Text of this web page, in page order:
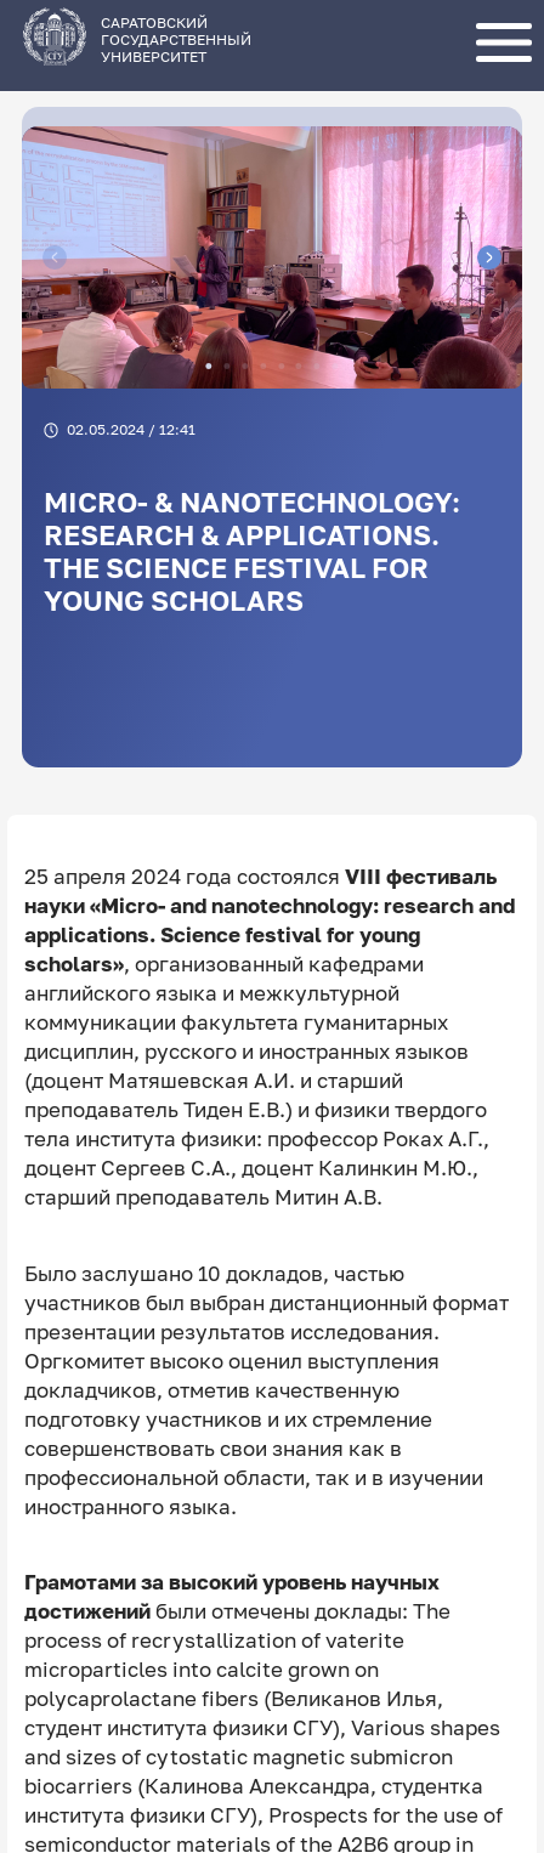
основному
содержанию
САРАТОВСКИЙ
ГОСУДАРСТВЕННЫЙ
УНИВЕРСИТЕТ
02.05.2024 / 12:41
MICRO- & NANOTECHNOLOGY:
RESEARCH & APPLICATIONS.
THE SCIENCE FESTIVAL FOR
YOUNG SCHOLARS
25 апреля 2024 года состоялся VIII фестиваль
науки «Micro- and nanotechnology: research and
applications. Science festival for young
scholars», организованный кафедрами
английского языка и межкультурной
коммуникации факультета гуманитарных
дисциплин, русского и иностранных языков
(доцент Матяшевская А.И. и старший
преподаватель Тиден Е.В.) и физики твердого
тела института физики: профессор Роках А.Г.,
доцент Сергеев С.А., доцент Калинкин М.Ю.,
старший преподаватель Митин А.В.
Было заслушано 10 докладов, частью
участников был выбран дистанционный формат
презентации результатов исследования.
Оргкомитет высоко оценил выступления
докладчиков, отметив качественную
подготовку участников и их стремление
совершенствовать свои знания как в
профессиональной области, так и в изучении
иностранного языка.
Грамотами за высокий уровень научных
достиженийбыли отмечены доклады: The
process of recrystallization of vaterite
microparticles into calcite grown on
polycaprolactane fibers (Великанов Илья,
студент института физики СГУ), Various shapes
and sizes of cytostatic magnetic submicron
biocarriers (Калинова Александра, студентка
института физики СГУ), Prospects for the use of
semiconductor materials of the A2B6 group in